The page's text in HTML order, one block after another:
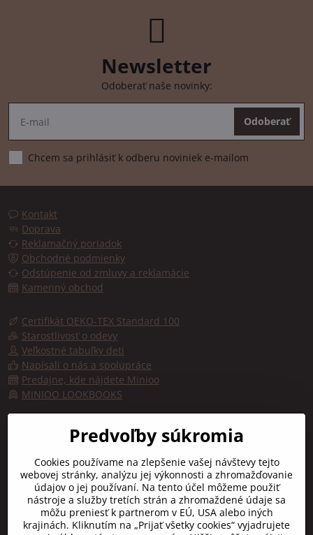
Newsletter
Odoberať naše novinky:
Odoberať
Chcem sa prihlásiť k odberu noviniek e-mailom
Kontakt
Doprava
Reklamačný poriadok
Obchodné podmienky
Odstúpenie od zmluvy a reklamácie
Kamenný obchod
Certifikát OEKO-TEX Standard 100
Starostlivosť o odevy
Veľkostné tabuľky deti
Napísali o nás a spolupráce
Predajne, kde nájdete Minioo
MINIOO LOOKBOOKS
Predajňa, kde kúpite značku minioo - Fashion by kids
91701 TRNAVA
Otváracie hodiny:
Pon-Pia:9:00 - 16:30
Sobota:10:00 - 12:00
Predvoľby súkromia
Cookies používame na zlepšenie vašej návštevy tejto
webovej stránky, analýzu jej výkonnosti a zhromažďovanie
údajov o jej používaní. Na tento účel môžeme použiť
nástroje a služby tretích strán a zhromaždené údaje sa
môžu preniesť k partnerom v EÚ, USA alebo iných
krajinách. Kliknutím na „Prijať všetky cookies“ vyjadrujete